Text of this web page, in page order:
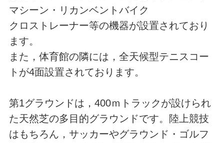
マシーン・リカンベントバイク
クロストレーナー等の機器が設置されており
ます。
また，体育館の隣には，全天候型テニスコー
トが4面設置されております。
第1グラウンドは，400ｍトラックが設けられ
た天然芝の多目的グラウンドです。陸上競技
はもちろん，サッカーやグラウンド・ゴルフ